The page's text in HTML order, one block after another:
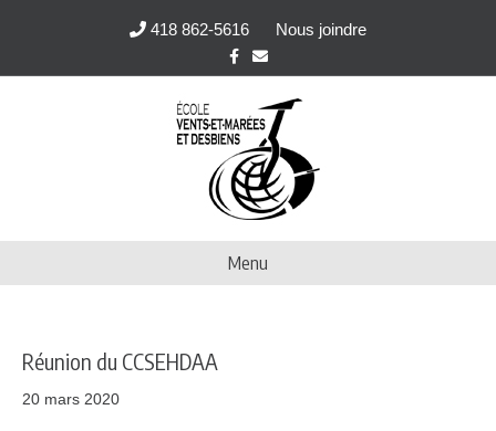
418 862-5616
Nous joindre
c
o
o
k
E
m
a
Menu
Réunion du CCSEHDAA
20 mars 2020